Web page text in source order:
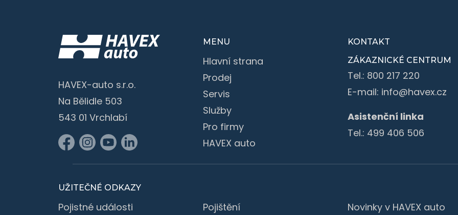
HAVEX-auto s.r.o.
Na Bělidle 503
543 01 Vrchlabí
MENU
Hlavní strana
Prodej
Servis
Služby
Pro firmy
HAVEX auto
KONTAKT
ZÁKAZNICKÉ CENTRUM
Tel.: 800 217 220
E-mail: info@havex.cz
Asistenční linka
Tel.: 499 406 506
UŽITEČNÉ ODKAZY
Pojistné události
Pojištění
Novinky v HAVEX auto